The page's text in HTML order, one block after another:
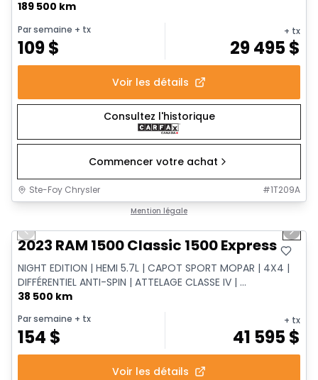
189 500 km
Par semaine + tx
109$
+ tx
29 495$
Voir les détails
Consultez l'historique
Commencer votre achat
Ste-Foy Chrysler #1T209A
Mention légale
Previous slide Next
2023 RAM 1500 Classic 1500 Express
NIGHT EDITION | HEMI 5.7L | CAPOT SPORT MOPAR | 4X4 |
DIFFÉRENTIEL ANTI-SPIN | ATTELAGE CLASSE IV | ...
38 500 km
Par semaine + tx
154 $
+ tx
41 595$
Voir les détails